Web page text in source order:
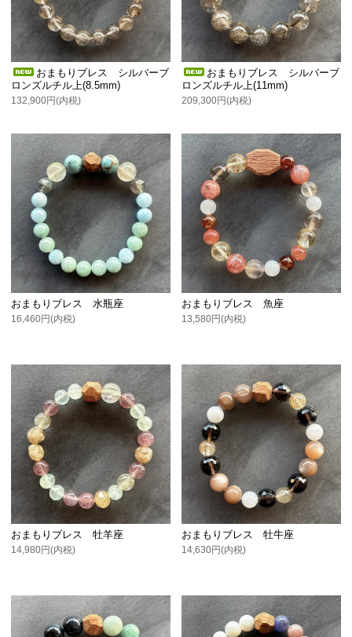
おまもりブレス シルバーブ
ロンズルチル上(8.5mm)
132,900円(内税)
おまもりブレス シルバーブ
ロンズルチル上(11mm)
209,300円(内税)
おまもりブレス 水瓶座
16,460円(内税)
おまもりブレス 魚座
13,580円(内税)
おまもりブレス 牡羊座
14,980円(内税)
おまもりブレス 牡牛座
14,630円(内税)